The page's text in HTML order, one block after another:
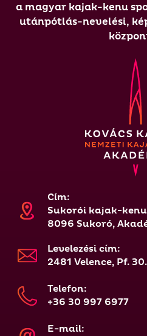
a magyar kajak-kenu
utánpótlás-nevelési,
Cím:
Sukorói kajak-kenu
8096 Sukoró,
Levelezési cím:
2481 Velence, Pf. 30.
Telefon:
+36 30 997 6977
E-mail: